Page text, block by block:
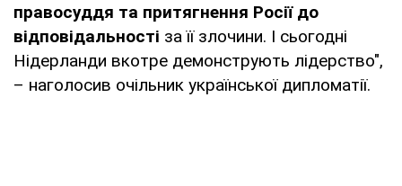
правосуддя та притягнення Росії до
відповідальності за її злочини. І сьогодні
Нідерланди вкотре демонструють лідерство",
– наголосив очільник української дипломатії.